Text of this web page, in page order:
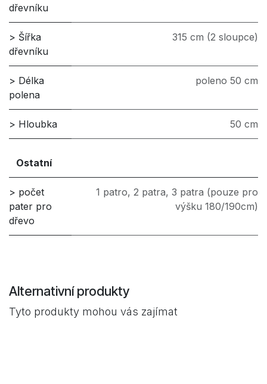
dřevníku
> Šířka
dřevníku
315 cm (2 sloupce)
> Délka
polena
poleno 50 cm
> Hloubka 50 cm
Ostatní
> počet
pater pro
dřevo
1 patro, 2 patra, 3 patra (pouze pro
výšku 180/190cm)
Alternativní produkty
Tyto produkty mohou vás zajímat